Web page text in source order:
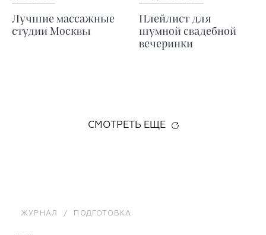
Лучшие массажные
студии Москвы
Плейлист для
шумной свадебной
вечеринки
СМОТРЕТЬ ЕЩЕ
ЖУРНАЛ / ПОДГОТОВКА